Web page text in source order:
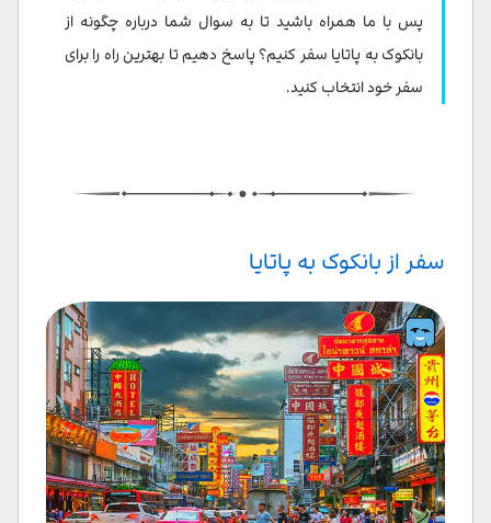
اتوبوس شاتل
ترانسفر/تاکسی فرودگاه
پس با ما همراه باشید تا به سوال شما درباره چگونه از
بانکوک به پاتایا سفر کنیم؟ پاسخ دهیم تا بهترین راه را برای
سفر خود انتخاب کنید.
سفر از بانکوک به پاتایا